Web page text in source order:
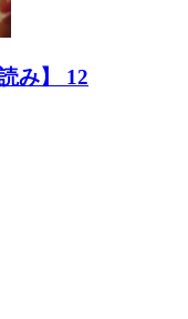
み】 12